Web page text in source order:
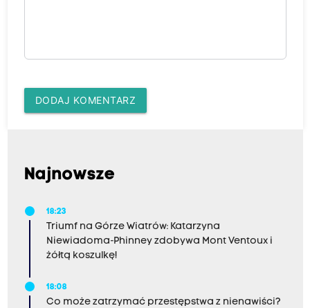
DODAJ KOMENTARZ
Najnowsze
18:23
Triumf na Górze Wiatrów: Katarzyna
Niewiadoma-Phinney zdobywa Mont Ventoux i
żółtą koszulkę!
18:08
Co może zatrzymać przestępstwa z nienawiści?